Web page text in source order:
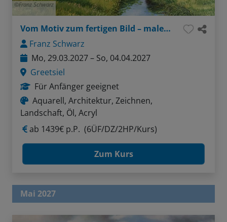
Franz Schwarz
Vom Motiv zum fertigen Bild – malerisches Greetsiel
Franz Schwarz
Mo, 29.03.2027 – So, 04.04.2027
Greetsiel
Für Anfänger geeignet
Aquarell, Architektur, Zeichnen,
Landschaft, Öl, Acryl
ab 1439€ p.P. (6ÜF/DZ/2HP/Kurs)
Zum Kurs
Mai 2027